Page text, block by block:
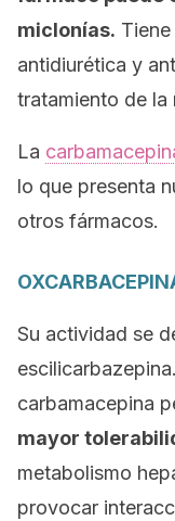
miclonías.
antidiurética y
tratamiento de la
La
lo que presenta
otros fármacos.
Su actividad se
carbamacepina
mayor
metabolismo
provocar